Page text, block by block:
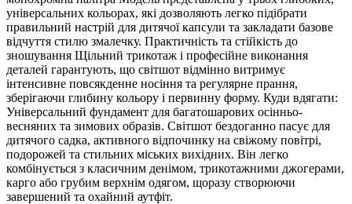
універсальних кольорах, які дозволяють легко підібрати
правильний настрій для дитячої капсули та закладати базове
відчуття стилю змалечку. Практичність та стійкість до
зношування Щільний трикотаж і професійне виконання
деталей гарантують, що світшот відмінно витримує
інтенсивне повсякденне носіння та регулярне прання,
зберігаючи глибину кольору і первинну форму. Куди вдягати:
Універсальний фундамент для багатошарових осінньо-
весняних та зимових образів. Світшот бездоганно пасує для
дитячого садка, активного відпочинку на свіжому повітрі,
подорожей та стильних міських вихідних. Він легко
комбінується з класичним денімом, трикотажними джогерами,
карго або грубим верхнім одягом, щоразу створюючи
завершений та охайний аутфіт.